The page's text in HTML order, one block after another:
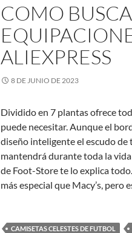
COMO
ALIEXPRESS
8 DE JUNIO DE 2023
Dividido en 7 plantas ofrece
puede necesitar. Aunque el
diseño inteligente el escudo de
mantendrá durante toda la
de Foot-Store te lo explica
más especial que Macy’s, pero
CAMISETAS CELESTES DE FUTBOL